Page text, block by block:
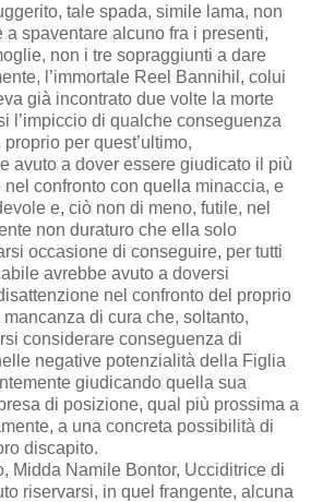
tale spada, simile lama, non
a spaventare alcuno fra i presenti,
non i tre sopraggiunti a dare
l’immortale Reel Bannihil, colui
già incontrato due volte la morte
l’impiccio di qualche conseguenza
per quest’ultimo,
avuto a dover essere giudicato il più
confronto con quella minaccia, e
e, ciò non di meno, futile, nel
non duraturo che ella solo
occasione di conseguire, per tutti
avrebbe avuto a doversi
nel confronto del proprio
di cura che, soltanto,
considerare conseguenza di
negative potenzialità della Figlia
giudicando quella sua
di posizione, qual più prossima a
a una concreta possibilità di
discapito.
Midda Namile Bontor, Ucciditrice di
riservarsi, in quel frangente, alcuna